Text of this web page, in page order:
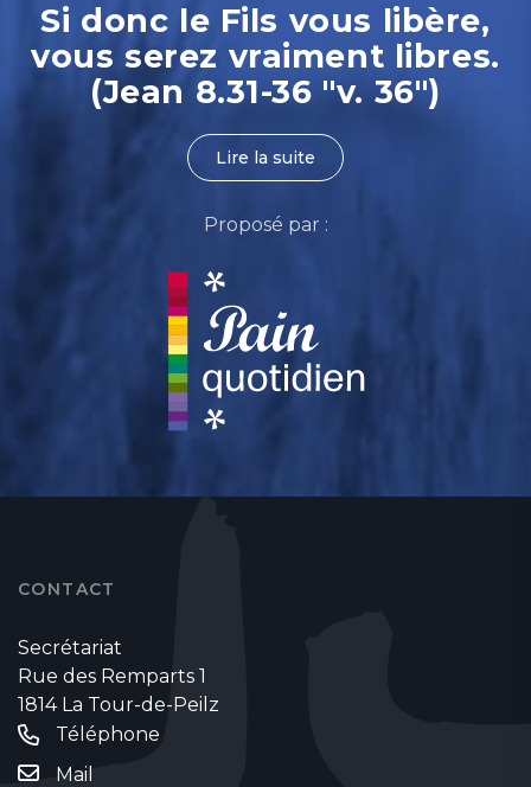
Si donc le Fils vous libère,
vous serez vraiment libres.
(Jean 8.31-36 "v. 36")
Lire la suite
Proposé par :
CONTACT
Secrétariat
Rue des Remparts 1
1814 La Tour-de-Peilz
Téléphone
Mail